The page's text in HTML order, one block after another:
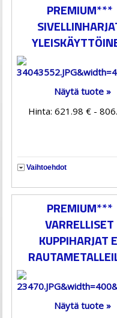
PREMIUM***
Näytä tuote »
Hinta: 621.98 € -
Vaihtoehdot
PREMIUM***
VARRELLISET
KUPPIHARJAT
Näytä tuote »